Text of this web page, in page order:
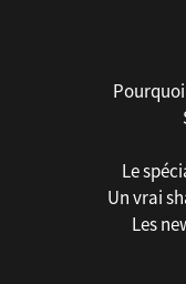
Le
Un vrai
Les